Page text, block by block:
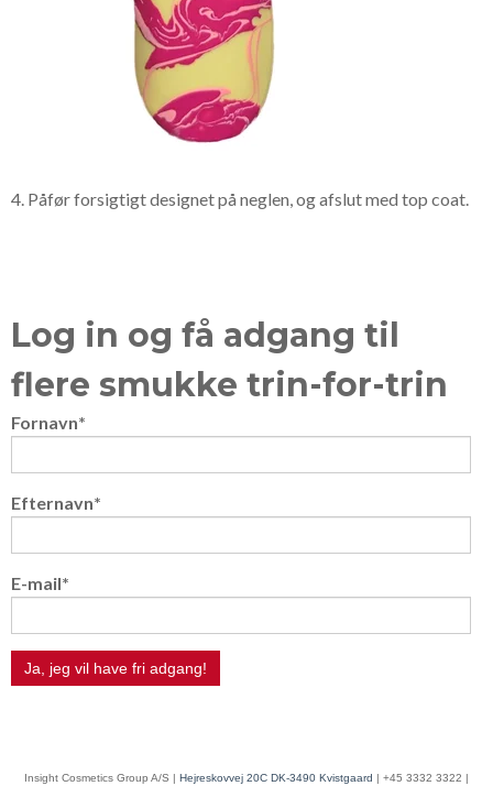
4. Påfør forsigtigt designet på neglen, og afslut med top coat.
Log in og få adgang til
flere smukke trin-for-trin
Fornavn*
Efternavn*
E-mail*
Insight Cosmetics Group A/S | Hejreskovvej 20C DK-3490 Kvistgaard | +45 3332 3322 |